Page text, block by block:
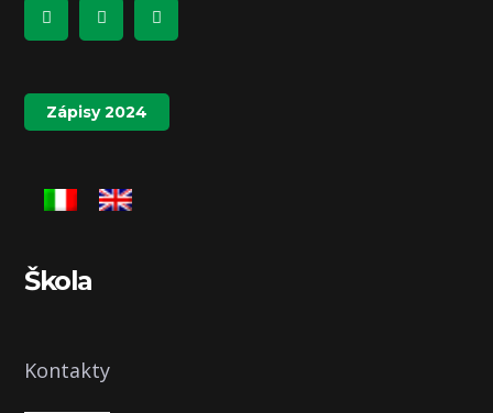
Zápisy 2024
Škola
Kontakty